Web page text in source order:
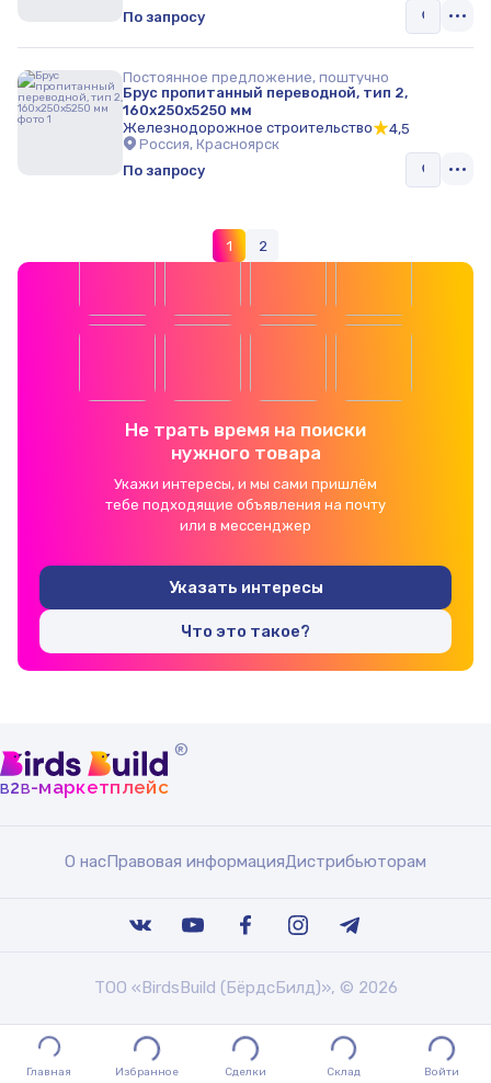
По запросу
Постоянное предложение, поштучно
Брус пропитанный переводной, тип 2,
160х250х5250 мм
Железнодорожное строительство
4,5
Россия, Красноярск
По запросу
1 2
Не трать время на поиски
нужного товара
Укажи интересы, и мы сами пришлём
тебе подходящие объявления на почту
или в мессенджер
Указать интересы
Что это такое?
®
b2b-маркетплейс
О насПравовая информацияДистрибьюторам
ТОО «BirdsBuild (БёрдсБилд)», © 2026
Главная Избранное Сделки Склад Войти